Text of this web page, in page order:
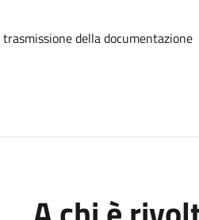
della documentazione